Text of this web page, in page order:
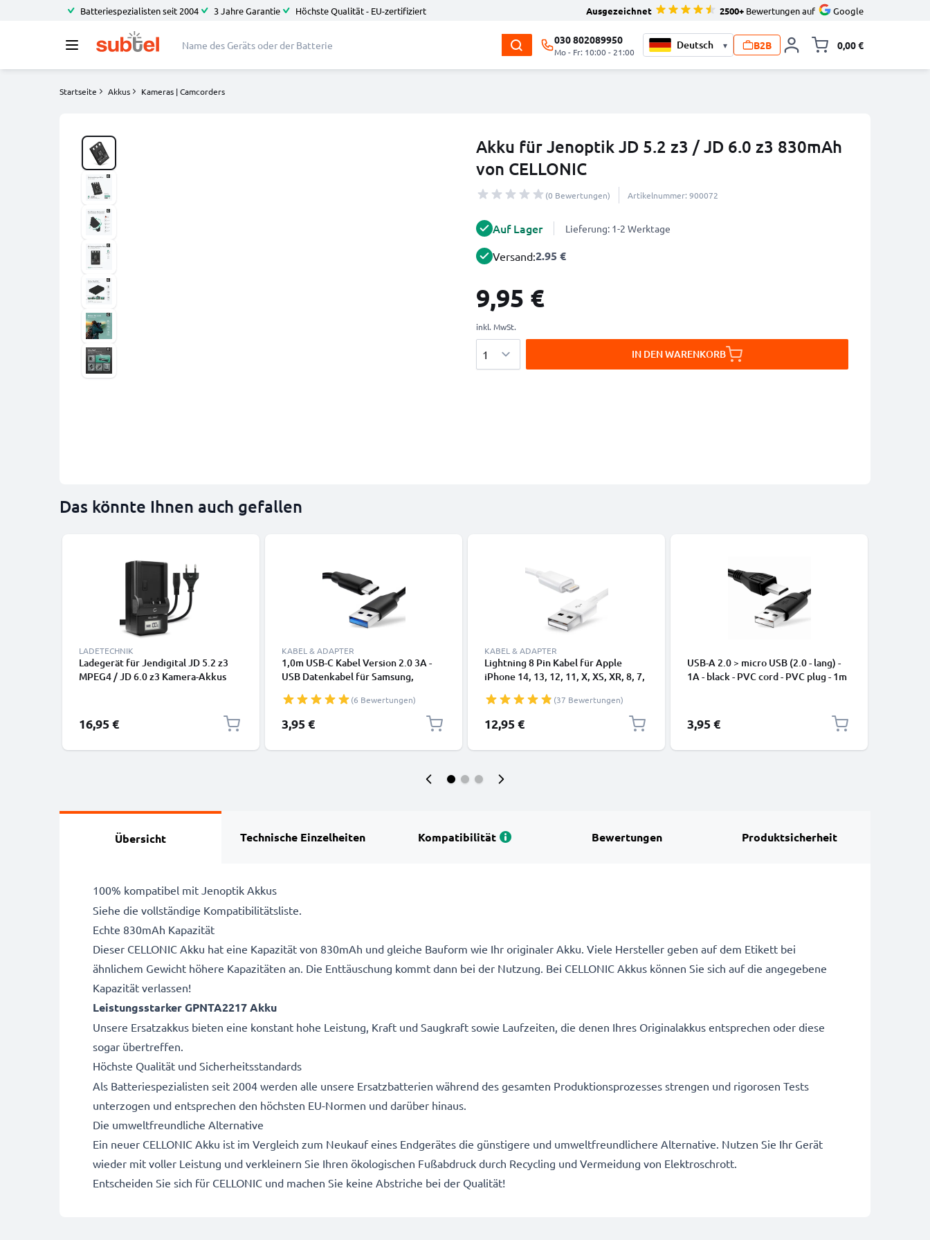
Batteriespezialisten seit 2004 3 Jahre Garantie Höchste Qualität - EU-zertifiziert Ausgezeichnet 2500+ Bewertungen auf Google
030 802089950
Mo - Fr: 10:00 - 21:00
▾ B2B 0,00 €
Startseite Akkus Kameras | Camcorders
Akku für Jenoptik JD 5.2 z3 / JD 6.0 z3 830mAh
von CELLONIC
(0 Bewertungen) Artikelnummer: 900072
Auf Lager Lieferung: 1-2 Werktage
Versand:2.95 €
9,95 €
inkl. MwSt.
IN DEN WARENKORB
Das könnte Ihnen auch gefallen
LADETECHNIK
Ladegerät für Jendigital JD 5.2 z3
MPEG4 / JD 6.0 z3 Kamera-Akkus
16,95 €
KABEL & ADAPTER
1,0m USB-C Kabel Version 2.0 3A -
USB Datenkabel für Samsung,
Canon, Panasonic Lumix, Sony,
GoPro uvm PVC schwarz
(6 Bewertungen)
3,95 €
KABEL & ADAPTER
Lightning 8 Pin Kabel für Apple
iPhone 14, 13, 12, 11, X, XS, XR, 8, 7,
Datenkabel für Smartphone
(37 Bewertungen)
12,95 €
USB-A 2.0 > micro USB (2.0 - lang) -
1A - black - PVC cord - PVC plug - 1m
3,95 €
Übersicht Technische Einzelheiten Kompatibilität Bewertungen Produktsicherheit
100% kompatibel mit Jenoptik Akkus
Siehe die vollständige Kompatibilitätsliste.
Echte 830mAh Kapazität
Dieser CELLONIC Akku hat eine Kapazität von 830mAh und gleiche Bauform wie Ihr originaler Akku. Viele Hersteller geben auf dem Etikett bei
ähnlichem Gewicht höhere Kapazitäten an. Die Enttäuschung kommt dann bei der Nutzung. Bei CELLONIC Akkus können Sie sich auf die angegebene
Kapazität verlassen!
Leistungsstarker GPNTA2217 Akku
Unsere Ersatzakkus bieten eine konstant hohe Leistung, Kraft und Saugkraft sowie Laufzeiten, die denen Ihres Originalakkus entsprechen oder diese
sogar übertreffen.
Höchste Qualität und Sicherheitsstandards
Als Batteriespezialisten seit 2004 werden alle unsere Ersatzbatterien während des gesamten Produktionsprozesses strengen und rigorosen Tests
unterzogen und entsprechen den höchsten EU-Normen und darüber hinaus.
Die umweltfreundliche Alternative
Ein neuer CELLONIC Akku ist im Vergleich zum Neukauf eines Endgerätes die günstigere und umweltfreundlichere Alternative. Nutzen Sie Ihr Gerät
wieder mit voller Leistung und verkleinern Sie Ihren ökologischen Fußabdruck durch Recycling und Vermeidung von Elektroschrott.
Entscheiden Sie sich für CELLONIC und machen Sie keine Abstriche bei der Qualität!